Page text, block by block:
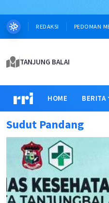
REDAKSI PEDOMAN
TANJUNG BALAI
HOME BERITA
Sudut Pandang